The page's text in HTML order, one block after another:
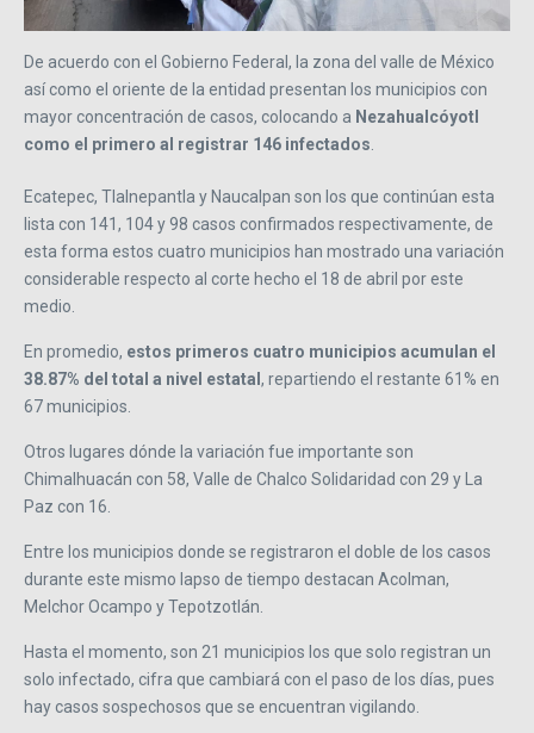
De acuerdo con el Gobierno Federal, la zona del valle de México
así como el oriente de la entidad presentan los municipios con
mayor concentración de casos, colocando a Nezahualcóyotl
como el primero al registrar 146 infectados.
Ecatepec, Tlalnepantla y Naucalpan son los que continúan esta
lista con 141, 104 y 98 casos confirmados respectivamente, de
esta forma estos cuatro municipios han mostrado una variación
considerable respecto al corte hecho el 18 de abril por este
medio.
En promedio, estos primeros cuatro municipios acumulan el
38.87% del total a nivel estatal , repartiendo el restante 61% en
67 municipios.
Otros lugares dónde la variación fue importante son
Chimalhuacán con 58, Valle de Chalco Solidaridad con 29 y La
Paz con 16.
Entre los municipios donde se registraron el doble de los casos
durante este mismo lapso de tiempo destacan Acolman,
Melchor Ocampo y Tepotzotlán.
Hasta el momento, son 21 municipios los que solo registran un
solo infectado, cifra que cambiará con el paso de los días, pues
hay casos sospechosos que se encuentran vigilando.